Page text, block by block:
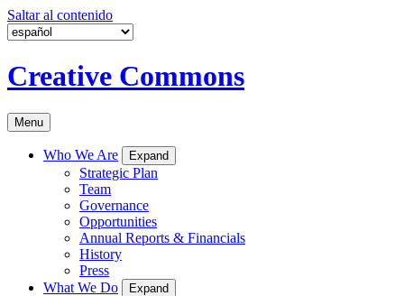
Saltar al contenido
Creative Commons
Menu
Who We Are Expand
Strategic Plan
Team
Governance
Opportunities
Annual Reports & Financials
History
Press
What We Do
Expand